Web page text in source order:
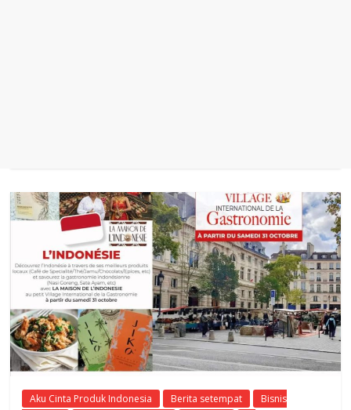
Aku Cinta Produk Indonesia Berita setempat
Bisnis